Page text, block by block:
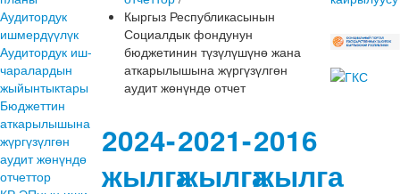
Аудитордук
ишмердүүлүк
Аудитордук иш-
чаралардын
жыйынтыктары
Бюджеттин
аткарылышына
жүргүзүлгөн
аудит жөнүндө
отчеттор
Кыргыз Республикасынын
Социалдык фондунун
бюджетинин түзүлүшүнө жана
аткарылышына жүргүзүлгөн
аудит жөнүндө отчет
2024-
жылга
2021-
жылга
2016
жылга